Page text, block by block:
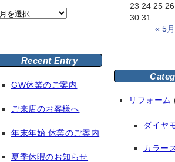
Archive
Recent Entry
GW休業のご案内
ご来店のお客様へ
年末年始 休業のご案内
夏季休暇のお知らせ
23 24 25 26
30 31
« 5月
リフォーム
ダイヤ
カラー